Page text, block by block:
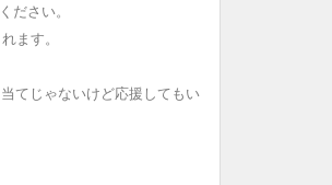
ださい。
ます。
てじゃないけど応援してもい